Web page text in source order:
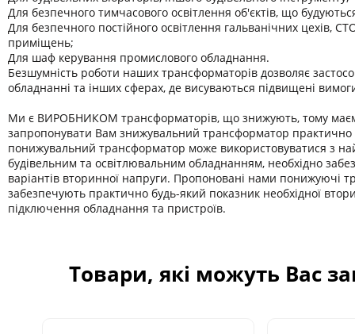
Для безпечного тимчасового освітлення об'єктів, що
Для безпечного постійного освітлення гальванічних цехів,
приміщень;
Для шаф керування промислового обладнання.
Безшумність роботи наших трансформаторів дозволяє
обладнанні та інших сферах, де висуваються підвищені
Ми є ВИРОБНИКОМ трансформаторів, що знижують, тому
запропонувати Вам знижувальний трансформатор практично
понижувальний трансформатор може використовуватися з
будівельним та освітлювальним обладнанням, необхідно
варіантів вторинної напруги. Пропоновані нами понижуючі
забезпечують практично будь-який показник необхідної
підключення обладнання та пристроїв.
Товари, які можуть Вас